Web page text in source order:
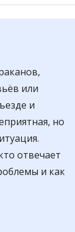
или
и
но
отвечает
и как